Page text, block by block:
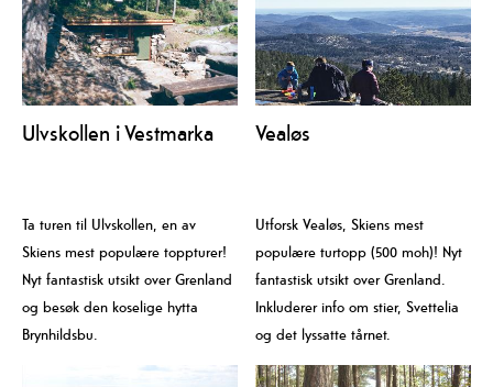
Ulvskollen i Vestmarka
Ta turen til Ulvskollen, en av
Skiens mest populære toppturer!
Nyt fantastisk utsikt over Grenland
og besøk den koselige hytta
Brynhildsbu.
Vealøs
Utforsk Vealøs, Skiens mest
populære turtopp (500 moh)! Nyt
fantastisk utsikt over Grenland.
Inkluderer info om stier, Svettelia
og det lyssatte tårnet.